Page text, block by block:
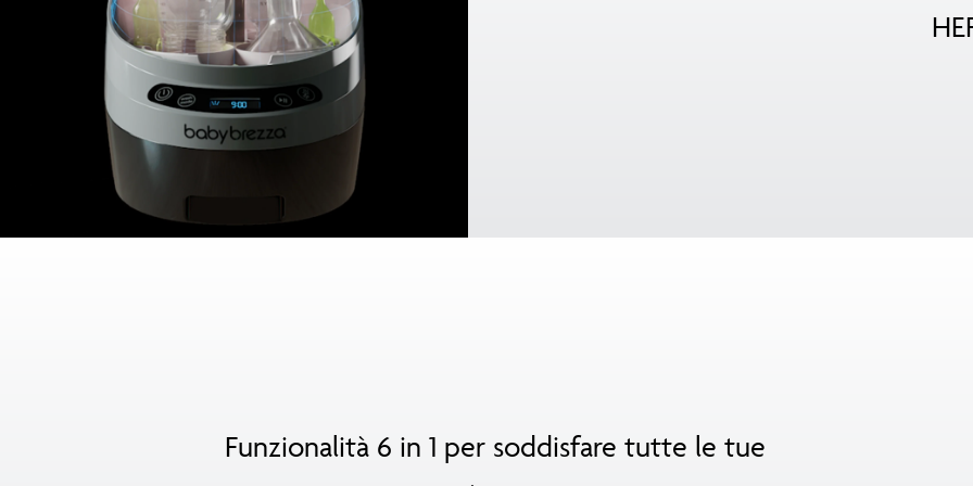
Funzionalità 6 in 1 per soddisfare tutte le tue